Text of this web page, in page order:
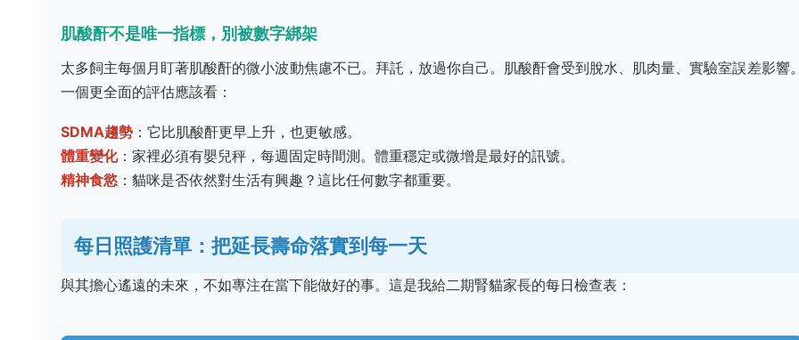
肌酸酐不是唯一指標，別被數字綁架
太多飼主每個月盯著肌酸酐的微小波動焦慮不已。拜託，放過你自己。肌酸酐會受到脫水、肌肉量、實驗室誤差影響
一個更全面的評估應該看：
SDMA趨勢 ：它比肌酸酐更早上升，也更敏感。
體重變化：家裡必須有嬰兒秤，每週固定時間測。體重穩定或微增是最好的訊號。
精神食慾 ：貓咪是否依然對生活有興趣？這比任何數字都重要。
每日照護清單：把延長壽命落實到每一天
與其擔心遙遠的未來，不如專注在當下能做好的事。這是我給二期腎貓家長的每日檢查表：